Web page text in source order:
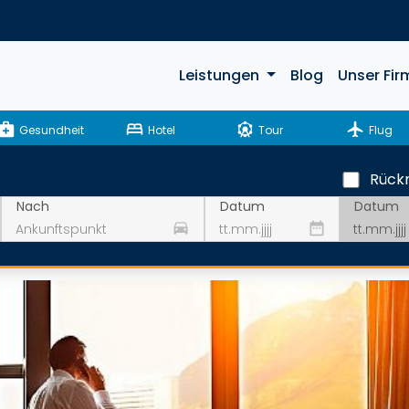
Leistungen Blog Unser
Gesundheit bed Hotel attractions Tour flight Flug
Nach
drive_eta
Datum
date_range
Datum